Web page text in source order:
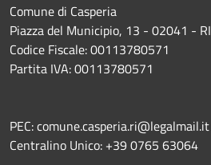
Comune di Casperia
Piazza del Municipio, 13 - 02041 - RI
Codice Fiscale: 00113780571
Partita IVA: 00113780571
PEC: comune.casperia.ri@legalmail.it
Centralino Unico: +39 0765 63064